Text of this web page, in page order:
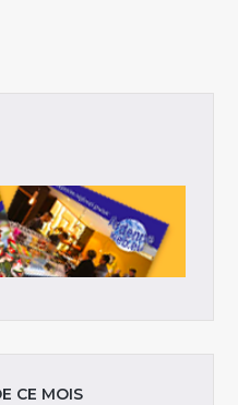
CE MOIS